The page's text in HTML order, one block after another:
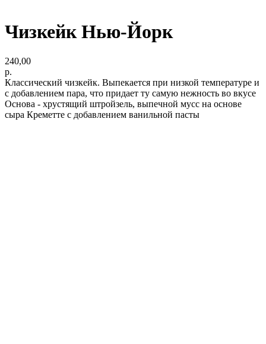
Чизкейк Нью-Йорк
240,00
р.
Классический чизкейк. Выпекается при низкой температуре и
с добавлением пара, что придает ту самую нежность во вкусе
Основа - хрустящий штройзель, выпечной мусс на основе
сыра Креметте с добавлением ванильной пасты